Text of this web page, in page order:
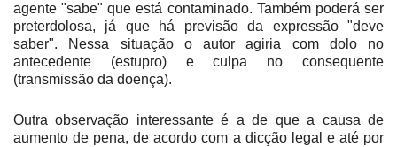
agente "sabe" que está contaminado. Também poderá ser
preterdolosa, já que há previsão da expressão "deve
saber". Nessa situação o autor agiria com dolo no
antecedente (estupro) e culpa no consequente
(transmissão da doença).
Outra observação interessante é a de que a causa de
aumento de pena, de acordo com a dicção legal e até por